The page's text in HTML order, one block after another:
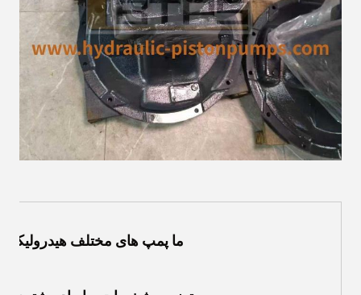
ما پمپ های مختلف